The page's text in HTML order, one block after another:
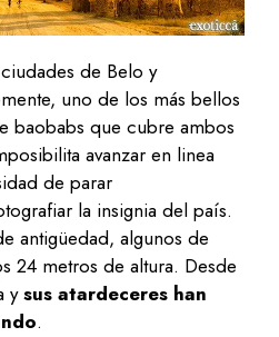
de Belo y
uno de los más bellos
baobabs que cubre ambos
avanzar en linea
de parar
la insignia del país.
antigüedad, algunos de
24 metros de altura. Desde
ysus atardeceres han
.